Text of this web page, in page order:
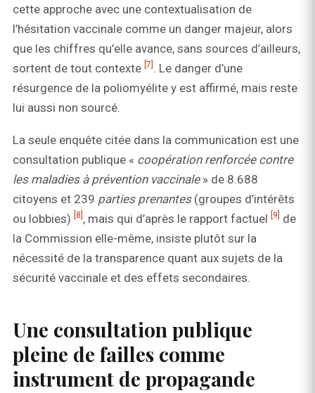
cette approche avec une contextualisation de
l’hésitation vaccinale comme un danger majeur, alors
que les chiffres qu’elle avance, sans sources d’ailleurs,
sortent de tout contexte [7] . Le danger d’une
résurgence de la poliomyélite y est affirmé, mais reste
lui aussi non sourcé.
La seule enquête citée dans la communication est une
consultation publique « coopération renforcée contre
les maladies à prévention vaccinale» de 8.688
citoyens et 239 parties prenantes(groupes d’intérêts
ou lobbies)
[8] , mais qui d’après le rapport factuel [9]
de
la Commission elle-même, insiste plutôt sur la
nécessité de la transparence quant aux sujets de la
sécurité vaccinale et des effets secondaires.
Une consultation publique
pleine de failles comme
instrument de propagande